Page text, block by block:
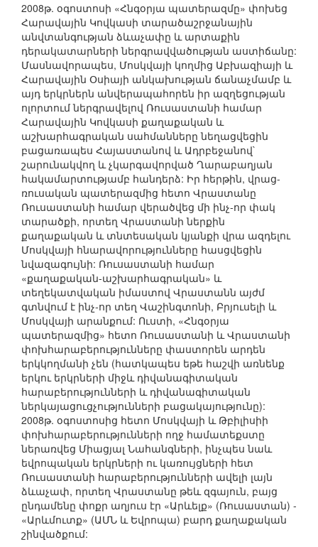
2008թ. օգոստոսի «Հնգօրյա պատերազմը» փոխեց
Հարավային Կովկասի տարածաշրջանային
անվտանգության ձևաչափը և արտաքին
դերակատարների ներգրավվածության աստիճանը:
Մասնավորապես, Մոսկվայի կողմից Աբխազիայի և
Հարավային Օսիայի անկախության ճանաչմամբ և
այդ երկրներն անվերապահորեն իր ազղեցության
ոլորտում ներգրավելով Ռուսաստանի համար
Հարավային Կովկասի քաղաքական և
աշխարհագրական սահմանները նեղացվեցին
բացառապես Հայաստանով և Ադրբեջանով`
շարունակվող և չկարգավորված Ղարաբաղյան
հակամարտությամբ հանդերձ: Իր հերթին, վրաց-
ռուսական պատերազմից հետո Վրաստանը
Ռուսաստանի համար վերածվեց մի ինչ-որ փակ
տարածքի, որտեղ Վրաստանի ներքին
քաղաքական և տնտեսական կյանքի վրա ազդելու
Մոսկվայի հնարավորությունները հասցվեցին
նվազագույնի: Ռուսաստանի համար
«քաղաքական-աշխարհագրական» և
տեղեկատվական իմաստով Վրաստանն այժմ
գտնվում է ինչ-որ տեղ Վաշինգտոնի, Բրյուսելի և
Մոսկվայի արանքում: Ուստի, «Հնգօրյա
պատերազմից» հետո Ռուսաստանի և Վրաստանի
փոխհարաբերությունները փաստորեն արդեն
երկկողմանի չեն (հատկապես եթե հաշվի առնենք
երկու երկրների միջև դիվանագիտական
հարաբերությունների և դիվանագիտական
ներկայացուցչությունների բացակայությունը):
2008թ. օգոստոսից հետո Մոսկվայի և Թբիլիսիի
փոխհարաբերությունների ողջ համատեքստը
ներառվեց Միացյալ Նահանգների, ինչպես նաև
եվրոպական երկրների ու կառույցների հետ
Ռուսաստանի հարաբերությունների ավելի լայն
ձևաչափ, որտեղ Վրաստանը թեև զգայուն, բայց
ընդամենը փոքր աղյուս էր «Արևելք» (Ռուսաստան) -
«Արևմուտք» (ԱՄՆ և Եվրոպա) բարդ քաղաքական
շինվածքում: